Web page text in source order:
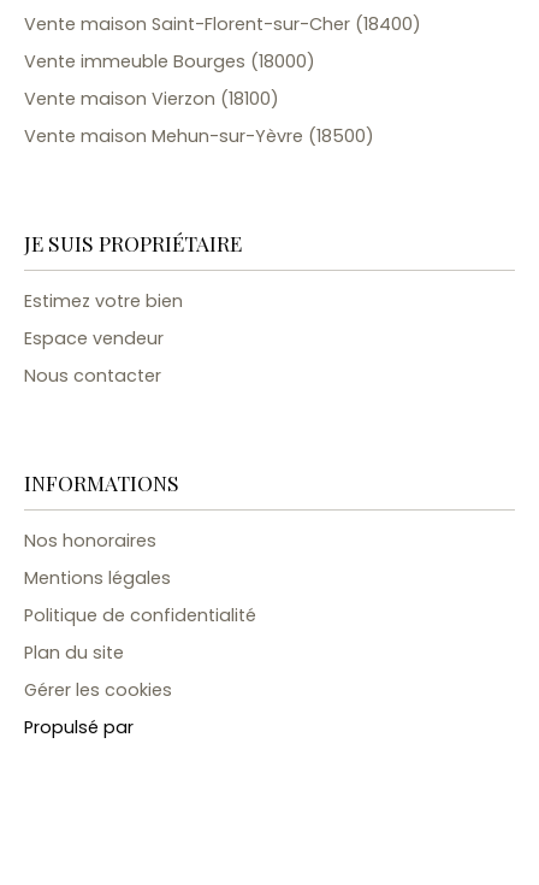
Vente maison Saint-Florent-sur-Cher (18400)
Vente immeuble Bourges (18000)
Vente maison Vierzon (18100)
Vente maison Mehun-sur-Yèvre (18500)
JE SUIS PROPRIÉTAIRE
Estimez votre bien
Espace vendeur
Nous contacter
INFORMATIONS
Nos honoraires
Mentions légales
Politique de confidentialité
Plan du site
Gérer les cookies
Propulsé par